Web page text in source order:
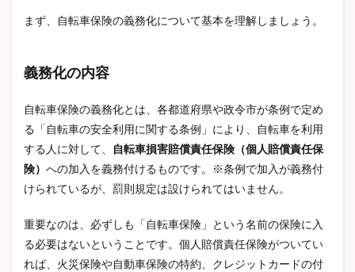
まず、自転車保険の義務化について基本を理解しましょう。
義務化の内容
自転車保険の義務化とは、各都道府県や政令市が条例で定め
る「自転車の安全利用に関する条例」により、自転車を利用
する人に対して、
自転車損害賠償責任保険（個人賠償責任保
険） への加入を義務付けるものです。※条例で加入が義務付
けられているが、罰則規定は設けられてはいません。
重要なのは、必ずしも「自転車保険」という名前の保険に入
る必要はないということです。個人賠償責任保険がついてい
れば、火災保険や自動車保険の特約、クレジットカードの付
くらしのマーケット
くらしの安全
くらしの知恵
ちょこみんボンボン
はしか 予防接種
はしか 初期症状
はしか 症状
ひんやりグッズ
ひんやり寝具
ふるさと納税
ふるさと納税お米
ぷくぷく界隈
まとめ買い
めじるしアクセサリー
アイアル少額短期保険
アイリスオーヤマ
アキュプレッシャーマット
アルバイト
アートトイ
インズウェブ
インテリア雑貨
インデックス投資
インドア趣味